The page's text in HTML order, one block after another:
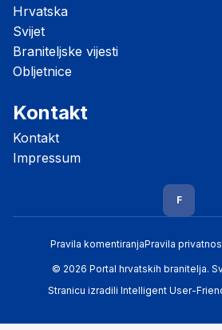
Hrvatska
Svijet
Braniteljske vijesti
Obljetnice
Kontakt
Kontakt
Impressum
F
Pravila komentiranjaPravila
© 2026 Portal hrvatskih branitelja.
Stranicu izradili Intelligent User-